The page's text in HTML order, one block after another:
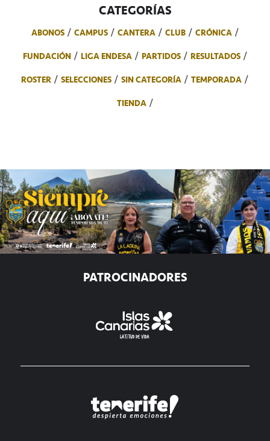
CATEGORÍAS
ABONOS CAMPUS CANTERA CLUB
CRÓNICA
FUNDACIÓN
LIGA ENDESA PARTIDOS
RESULTADOS
ROSTER
SELECCIONES SIN CATEGORÍA
TEMPORADA
TIENDA
PATROCINADORES